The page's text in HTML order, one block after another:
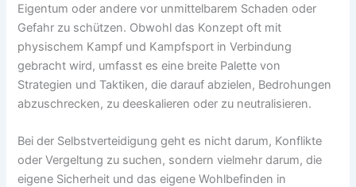
Eigentum oder andere vor unmittelbarem Schaden oder
Gefahr zu schützen. Obwohl das Konzept oft mit
physischem Kampf und Kampfsport in Verbindung
gebracht wird, umfasst es eine breite Palette von
Strategien und Taktiken, die darauf abzielen, Bedrohungen
abzuschrecken, zu deeskalieren oder zu neutralisieren.
Bei der Selbstverteidigung geht es nicht darum, Konflikte
oder Vergeltung zu suchen, sondern vielmehr darum, die
eigene Sicherheit und das eigene Wohlbefinden in